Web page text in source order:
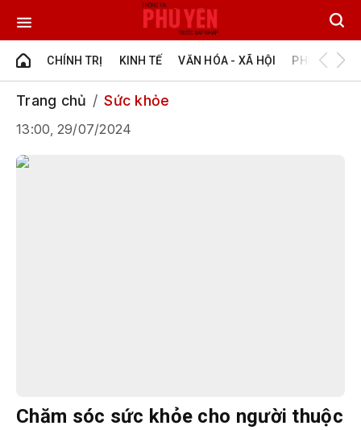
CHÍNH TRỊ KINH TẾ VĂN HÓA - XÃ HỘI PHÚ YÊN -
Trang chủ Sức khỏe
13:00, 29/07/2024
Chăm sóc sức khỏe cho người thuộc